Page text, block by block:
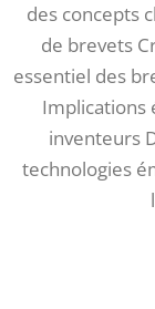
des concepts
de brevets
essentiel des
Implications
inventeurs
technologies